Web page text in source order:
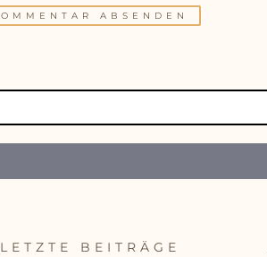
LETZTE BEITRÄGE